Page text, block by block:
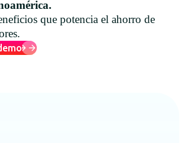
que potencia el ahorro de